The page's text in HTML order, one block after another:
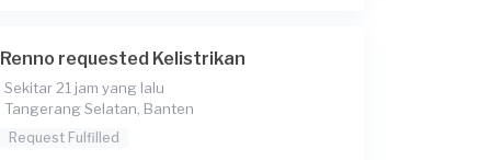
Renno requested Kelistrikan
Sekitar 21 jam yang lalu
Tangerang Selatan, Banten
Request Fulfilled